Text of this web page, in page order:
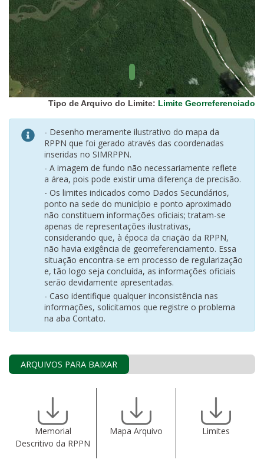
Vegetação
(IBGE)
Rodovias
(IBGE)
Relevo
(IBGE)
Tipo de Arquivo do Limite: Limite Georreferenciado
- Desenho meramente ilustrativo do mapa da
RPPN que foi gerado através das coordenadas
inseridas no SIMRPPN.
- A imagem de fundo não necessariamente reflete
a área, pois pode existir uma diferença de precisão.
- Os limites indicados como Dados Secundários,
ponto na sede do município e ponto aproximado
não constituem informações oficiais; tratam-se
apenas de representações ilustrativas,
considerando que, à época da criação da RPPN,
não havia exigência de georreferenciamento. Essa
situação encontra-se em processo de regularização
e, tão logo seja concluída, as informações oficiais
serão devidamente apresentadas.
- Caso identifique qualquer inconsistência nas
informações, solicitamos que registre o problema
na aba Contato.
ARQUIVOS PARA BAIXAR
Memorial
Descritivo da RPPN
Mapa Arquivo Limites